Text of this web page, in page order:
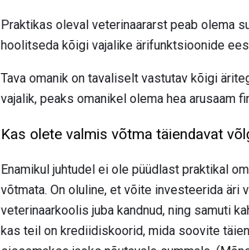
Praktikas oleval veterinaararst peab olema
hoolitseda kõigi vajalike ärifunktsioonide
Tava omanik on tavaliselt vastutav kõigi
vajalik, peaks omanikel olema hea arusaam
Kas olete valmis võtma täiendavat
Enamikul juhtudel ei ole püüdlast praktikal
võtmata. On oluline, et võite investeerida äri
veterinaarkoolis juba kandnud, ning samuti
kas teil on krediidiskoorid, mida soovite